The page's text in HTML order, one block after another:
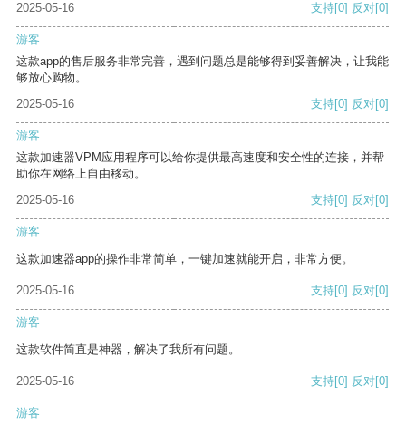
2025-05-16
支持[0] 反对[0]
游客
这款app的售后服务非常完善，遇到问题总是能够得到妥善解决，让我能
够放心购物。
2025-05-16
支持[0] 反对[0]
游客
这款加速器VPM应用程序可以给你提供最高速度和安全性的连接，并帮
助你在网络上自由移动。
2025-05-16
支持[0] 反对[0]
游客
这款加速器app的操作非常简单，一键加速就能开启，非常方便。
2025-05-16 支持[0] 反对[0]
游客
这款软件简直是神器，解决了我所有问题。
2025-05-16 支持[0] 反对[0]
游客